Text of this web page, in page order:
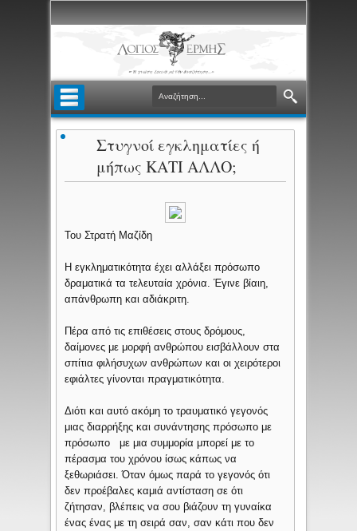
Στυγνοί εγκληματίες ή
μήπως ΚΑΤΙ ΑΛΛΟ;
Του Στρατή Μαζίδη
Η εγκληματικότητα έχει αλλάξει πρόσωπο
δραματικά τα τελευταία χρόνια. Έγινε βίαιη,
απάνθρωπη και αδιάκριτη.
Πέρα από τις επιθέσεις στους δρόμους,
δαίμονες με μορφή ανθρώπου εισβάλλουν στα
σπίτια φιλήσυχων ανθρώπων και οι χειρότεροι
εφιάλτες γίνονται πραγματικότητα.
Διότι και αυτό ακόμη το τραυματικό γεγονός
μιας διαρρήξης και συνάντησης πρόσωπο με
πρόσωπο με μια συμμορία μπορεί με το
πέρασμα του χρόνου ίσως κάπως να
ξεθωριάσει. Όταν όμως παρά το γεγονός ότι
δεν προέβαλες καμιά αντίσταση σε ότι
ζήτησαν, βλέπεις να σου βιάζουν τη γυναίκα
ένας ένας με τη σειρά σαν, σαν κάτι που δεν